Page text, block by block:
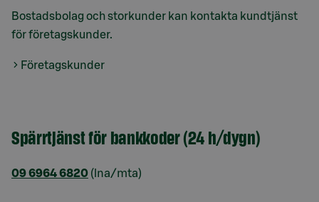
Bostadsbolag och storkunder kan kontakta kundtjänst
för företagskunder.
Företagskunder
Spärrtjänst för bankkoder (24 h/dygn)
09 6964 6820 (lna/mta)